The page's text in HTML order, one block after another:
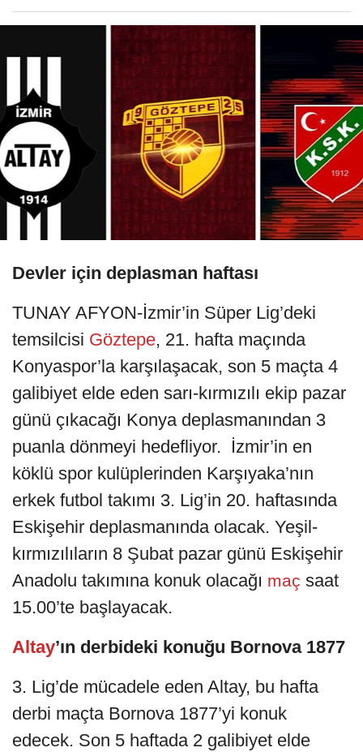
Devler için deplasman haftası
TUNAY AFYON-İzmir’in Süper Lig’deki
temsilcisi Göztepe, 21. hafta maçında
Konyaspor’la karşılaşacak, son 5 maçta 4
galibiyet elde eden sarı-kırmızılı ekip pazar
günü çıkacağı Konya deplasmanından 3
puanla dönmeyi hedefliyor. İzmir’in en
köklü spor kulüplerinden Karşıyaka’nın
erkek futbol takımı 3. Lig’in 20. haftasında
Eskişehir deplasmanında olacak. Yeşil-
kırmızılıların 8 Şubat pazar günü Eskişehir
Anadolu takımına konuk olacağı maç saat
15.00’te başlayacak.
Altay’ın derbideki konuğu Bornova 1877
3. Lig’de mücadele eden Altay, bu hafta
derbi maçta Bornova 1877’yi konuk
edecek. Son 5 haftada 2 galibiyet elde